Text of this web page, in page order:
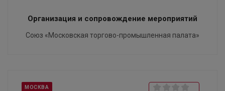
Организация и сопровождение мероприятий
Союз «Московская торгово-промышленная палата»
МОСКВА